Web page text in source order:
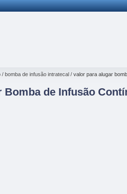
bomba de infusão intratecal valor para alugar
Bomba de Infusão